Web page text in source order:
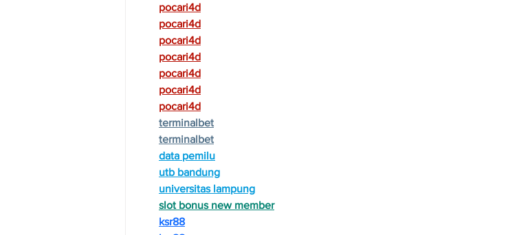
pocari4d
pocari4d
pocari4d
pocari4d
pocari4d
pocari4d
pocari4d
terminalbet
terminalbet
data pemilu
utb bandung
universitas lampung
slot bonus new member
ksr88